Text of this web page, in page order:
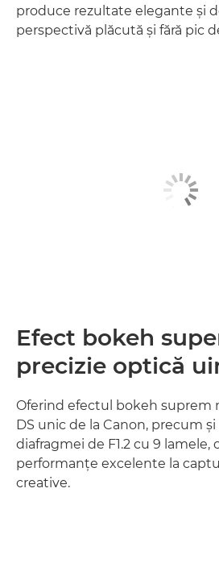
produce rezultate elegante şi
perspectivă plăcută şi fără pic
Efect bokeh
precizie optică
Oferind efectul bokeh
DS unic de la Canon, precum
diafragmei de F1.2 cu 9 lamele,
performanţe excelente la
creative.